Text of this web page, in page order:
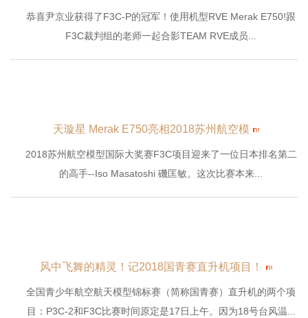
恭喜尹京业获得了F3C-P的冠军！使用机型RVE Merak E750!跟
F3C裁判组的老师一起合影TEAM RVE成员...
天璇星 Merak E750亮相2018苏州航空模
2018苏州航空模型国际大奖赛F3C项目迎来了一位日本排名第二
的高手--Iso Masatoshi 磯匡敏。这次比赛本来...
风中飞舞的精灵！记2018国青赛直升机项目！
全国青少年航空航天模型锦标赛（简称国青赛）直升机的两个项
目：P3C-2和F3C比赛时间原定是17日上午。因为18号台风温...